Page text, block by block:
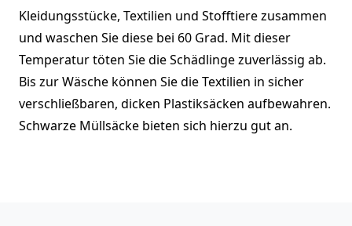
Kleidungsstücke, Textilien und Stofftiere zusammen
und waschen Sie diese bei 60 Grad. Mit dieser
Temperatur töten Sie die Schädlinge zuverlässig ab.
Bis zur Wäsche können Sie die Textilien in sicher
verschließbaren, dicken Plastiksäcken aufbewahren.
Schwarze Müllsäcke bieten sich hierzu gut an.